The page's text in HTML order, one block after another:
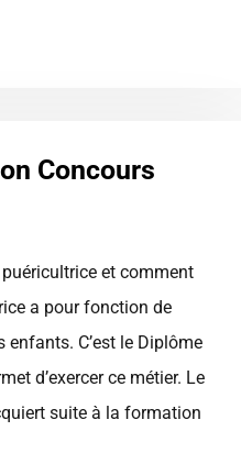
Concours
puéricultrice et comment
a pour fonction de
enfants. C’est le Diplôme
d’exercer ce métier. Le
suite à la formation